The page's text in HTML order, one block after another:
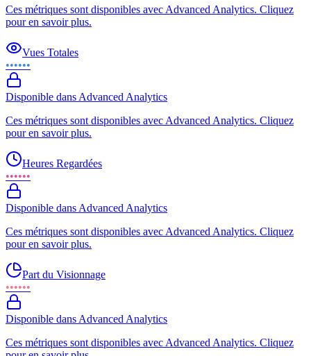
Ces métriques sont disponibles avec Advanced Analytics. Cliquez
pour en savoir plus.
Vues Totales
••••••
Disponible dans Advanced Analytics
Ces métriques sont disponibles avec Advanced Analytics. Cliquez
pour en savoir plus.
Heures Regardées
••••••
Disponible dans Advanced Analytics
Ces métriques sont disponibles avec Advanced Analytics. Cliquez
pour en savoir plus.
Part du Visionnage
••••••
Disponible dans Advanced Analytics
Ces métriques sont disponibles avec Advanced Analytics. Cliquez